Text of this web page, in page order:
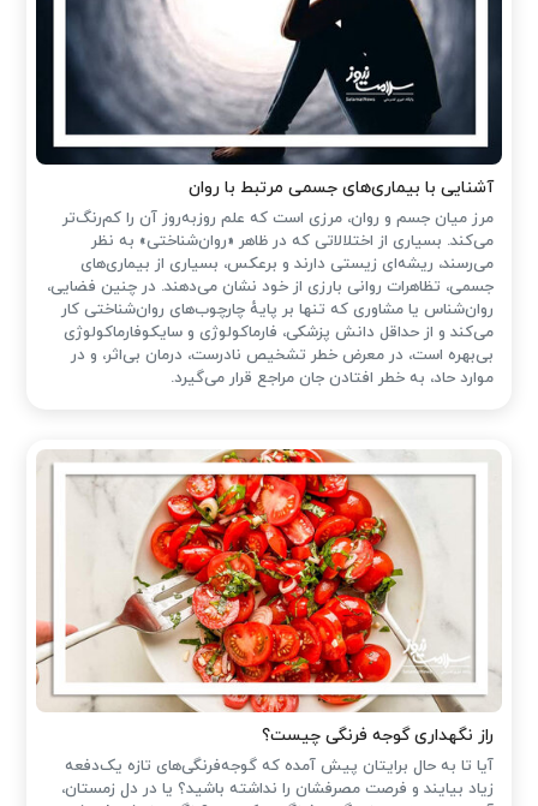
آشنایی با بیماری‌های جسمی مرتبط با روان
مرز میان جسم و روان، مرزی است که علم روزبه‌روز آن را کم‌رنگ‌تر
می‌کند. بسیاری از اختلالاتی که در ظاهر «روان‌شناختی» به نظر
می‌رسند، ریشه‌ای زیستی دارند و برعکس، بسیاری از بیماری‌های
جسمی، تظاهرات روانی بارزی از خود نشان می‌دهند. در چنین فضایی،
روان‌شناس یا مشاوری که تنها بر پایهٔ چارچوب‌های روان‌شناختی کار
می‌کند و از حداقل دانش پزشکی، فارماکولوژی و سایکوفارماکولوژی
بی‌بهره است، در معرض خطر تشخیص نادرست، درمان بی‌اثر، و در
موارد حاد، به خطر افتادن جان مراجع قرار می‌گیرد.
راز نگهداری گوجه فرنگی چیست؟
آیا تا به حال برایتان پیش آمده که گوجه‌فرنگی‌های تازه یک‌دفعه
زیاد بیایند و فرصت مصرفشان را نداشته باشید؟ یا در دل زمستان،